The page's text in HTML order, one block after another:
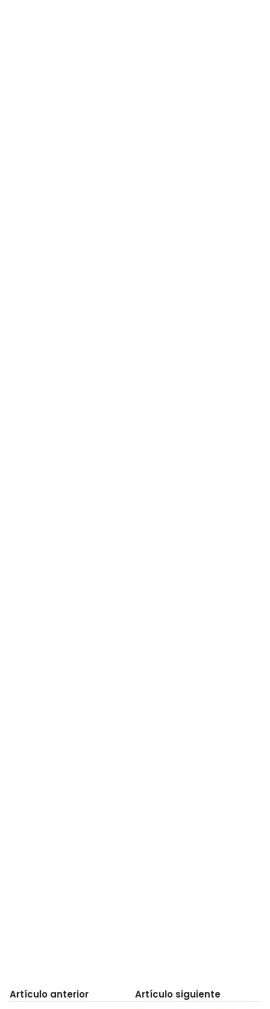
Artículo anterior Artículo siguiente